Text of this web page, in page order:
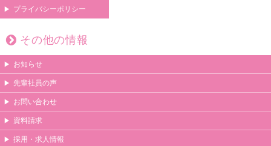
プライバシーポリシー
その他の情報
お知らせ
先輩社員の声
お問い合わせ
資料請求
採用・求人情報